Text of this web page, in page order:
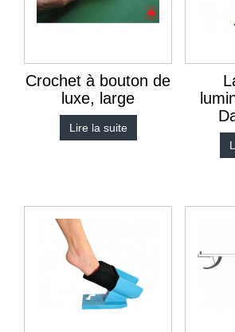
Crochet à bouton de
luxe, large
Lire la suite